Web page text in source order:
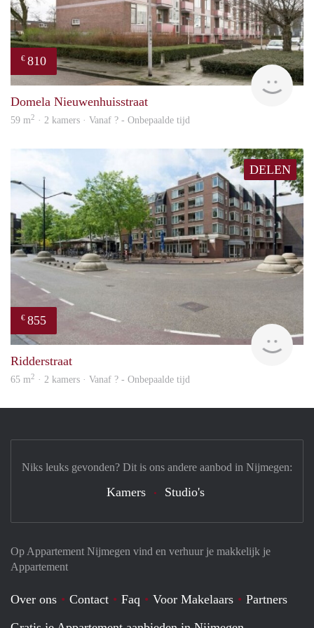
€ 810
Domela Nieuwenhuisstraat
59 m2 · 2 kamers · Vanaf ? - Onbepaalde tijd
DELEN
€ 855
Ridderstraat
65 m2 · 2 kamers · Vanaf ? - Onbepaalde tijd
Op Appartement Nijmegen vind en verhuur je makkelijk je
Appartement
Over ons Contact Faq Voor Makelaars
Partners
Niks leuks gevonden? Dit is ons andere aanbod in Nijmegen:
Kamers Studio's